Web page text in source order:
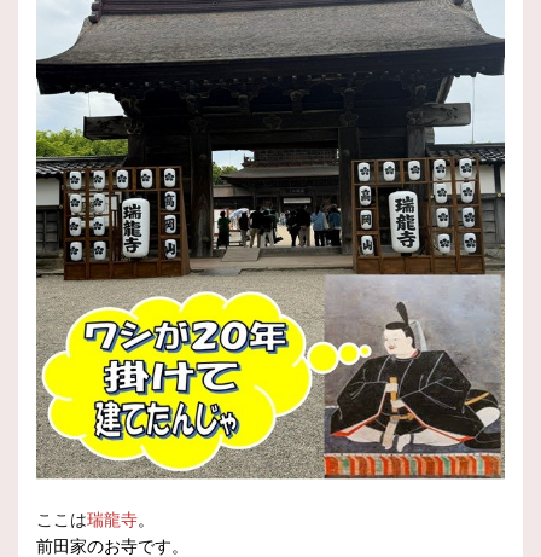
ここは瑞龍寺。
前田家のお寺です。